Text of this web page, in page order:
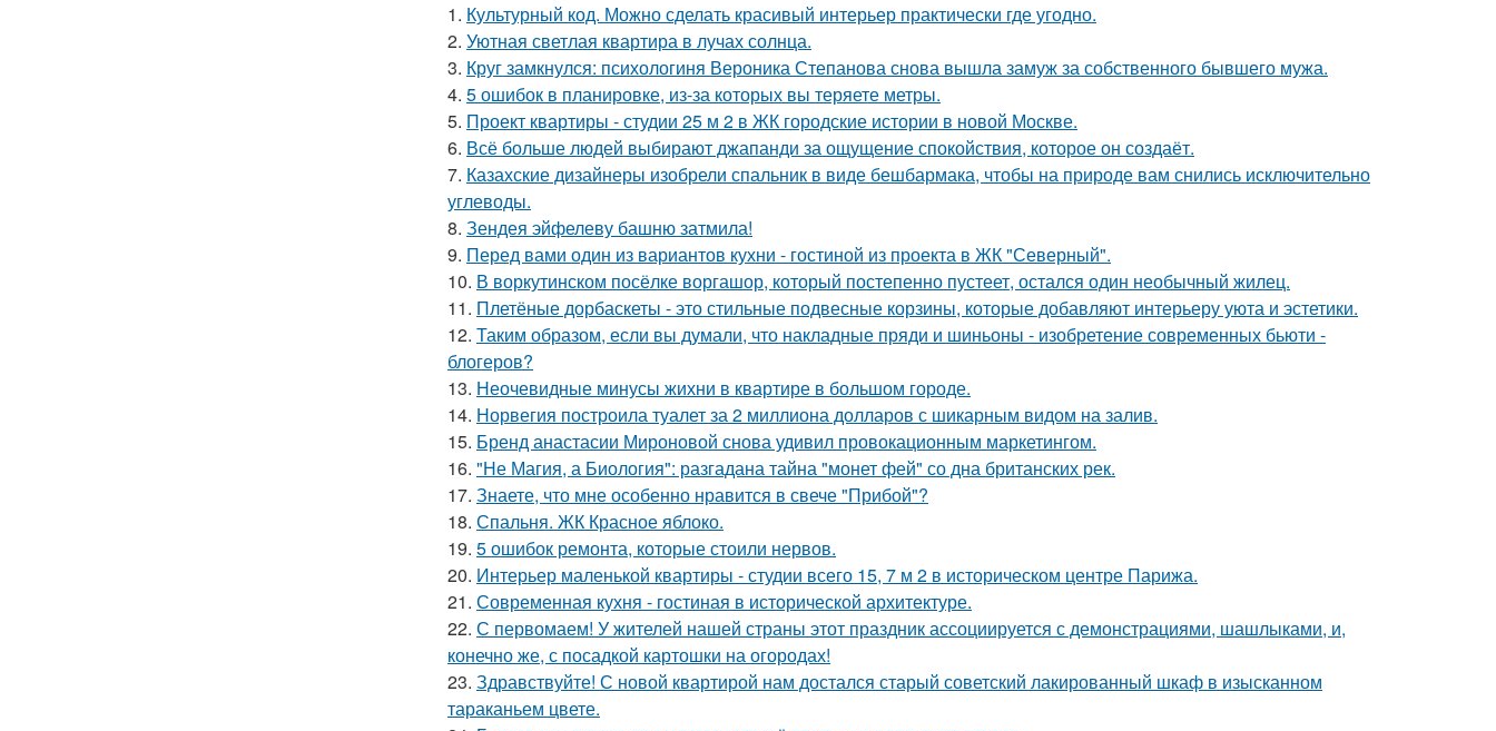
1. Культурный код. Можно сделать красивый интерьер практически где угодно.
2. Уютная светлая квартира в лучах солнца.
3. Круг замкнулся: психологиня Вероника Степанова снова вышла замуж за собственного бывшего мужа.
4. 5 ошибок в планировке, из-за которых вы теряете метры.
5. Проект квартиры - студии 25 м 2 в ЖК городские истории в новой Москве.
6. Всё больше людей выбирают джапанди за ощущение спокойствия, которое он создаёт.
7. Казахские дизайнеры изобрели спальник в виде бешбармака, чтобы на природе вам снились исключительно
углеводы.
8. Зендея эйфелеву башню затмила!
9. Перед вами один из вариантов кухни - гостиной из проекта в ЖК "Северный".
10. В воркутинском посёлке воргашор, который постепенно пустеет, остался один необычный жилец.
11. Плетёные дорбаскеты - это стильные подвесные корзины, которые добавляют интерьеру уюта и эстетики.
12. Таким образом, если вы думали, что накладные пряди и шиньоны - изобретение современных бьюти -
блогеров?
13. Неочевидные минусы жихни в квартире в большом городе.
14. Норвегия построила туалет за 2 миллиона долларов с шикарным видом на залив.
15. Бренд анастасии Мироновой снова удивил провокационным маркетингом.
16. "Не Магия, а Биология": разгадана тайна "монет фей" со дна британских рек.
17. Знаете, что мне особенно нравится в свече "Прибой"?
18. Спальня. ЖК Красное яблоко.
19. 5 ошибок ремонта, которые стоили нервов.
20. Интерьер маленькой квартиры - студии всего 15, 7 м 2 в историческом центре Парижа.
21. Современная кухня - гостиная в исторической архитектуре.
22. С первомаем! У жителей нашей страны этот праздник ассоциируется с демонстрациями, шашлыками, и,
конечно же, с посадкой картошки на огородах!
23. Здравствуйте! С новой квартирой нам достался старый советский лакированный шкаф в изысканном
тараканьем цвете.